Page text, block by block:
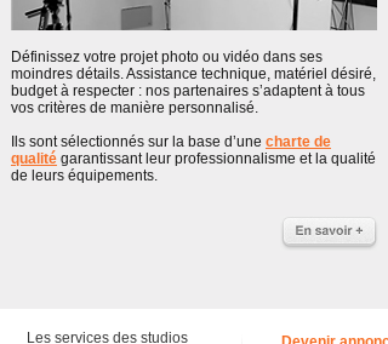
Définissez votre projet photo ou vidéo dans ses
moindres détails. Assistance technique, matériel désiré,
budget à respecter : nos partenaires s’adaptent à tous
vos critères de manière personnalisé.
Ils sont sélectionnés sur la base d’une charte de
qualité garantissant leur professionnalisme et la qualité
de leurs équipements.
Les services des studios